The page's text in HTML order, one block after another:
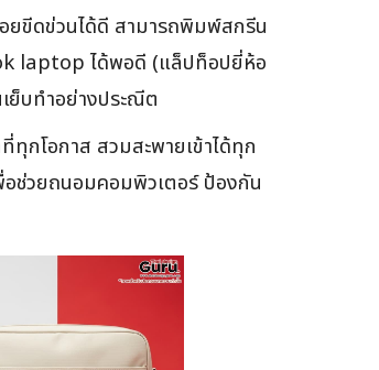
ขีดข่วนได้ดี สามารถพิมพ์สกรีน
laptop ได้พอดี (แล็ปท็อปยี่ห้อ
ย็บทำอย่างประณีต
กโอกาส สวมสะพายเข้าได้ทุก
อช่วยถนอมคอมพิวเตอร์ ป้องกัน